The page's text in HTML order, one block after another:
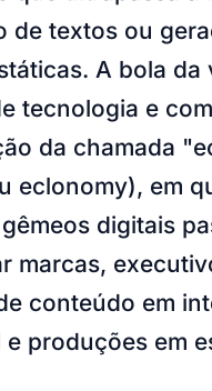
de textos ou
A bola da
tecnologia e
da chamada
eclonomy), em
digitais
marcas,
conteúdo em
produções em